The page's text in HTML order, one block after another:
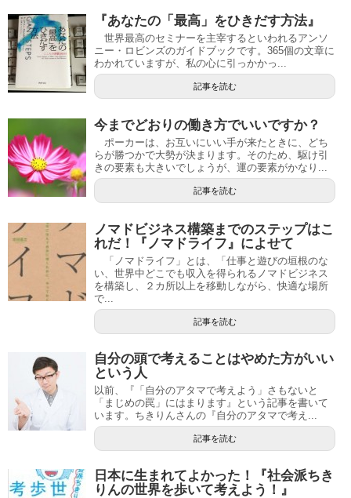
『あなたの「最高」をひきだす方法』
世界最高のセミナーを主宰するといわれるアンソ
ニー・ロビンズのガイドブックです。365個の文章に
わかれていますが、私の心に引っかかっ...
記事を読む
今までどおりの働き方でいいですか？
ポーカーは、お互いにいい手が来たときに、どち
らが勝つかで大勢が決まります。そのため、駆け引
きの要素も大きいでしょうが、運の要素がかなり...
記事を読む
ノマドビジネス構築までのステップはこ
れだ！『ノマドライフ』によせて
「ノマドライフ」とは、「仕事と遊びの垣根のな
い、世界中どこでも収入を得られるノマドビジネス
を構築し、２カ所以上を移動しながら、快適な場所
で...
記事を読む
自分の頭で考えることはやめた方がいい
という人
以前、『「自分のアタマで考えよう」さもないと
「まじめの罠」にはまります』という記事を書いて
います。ちきりんさんの『自分のアタマで考え...
記事を読む
日本に生まれてよかった！『社会派ちき
りんの世界を歩いて考えよう！』